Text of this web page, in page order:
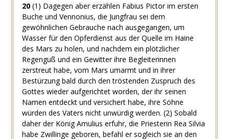
20(1) Dagegen aber erzählen Fabius Pictor im ersten
Buche und Vennonius, die Jungfrau sei dem
gewöhnlichen Gebrauche nach ausgegangen, um
Wasser für den Opferdienst aus der Quelle im Haine
des Mars zu holen, und nachdem ein plötzlicher
Regenguß und ein Gewitter ihre Begleiterinnen
zerstreut habe, vom Mars umarmt und in ihrer
Bestürzung bald durch den tröstenden Zuspruch des
Gottes wieder aufgerichtet worden, der ihr seinen
Namen entdeckt und versichert habe, ihre Söhne
würden des Vaters nicht unwürdig werden. (2) Sobald
daher der König Amulius erfuhr, die Priesterin Rea Silvia
habe Zwillinge geboren, befahl er sogleich sie an den